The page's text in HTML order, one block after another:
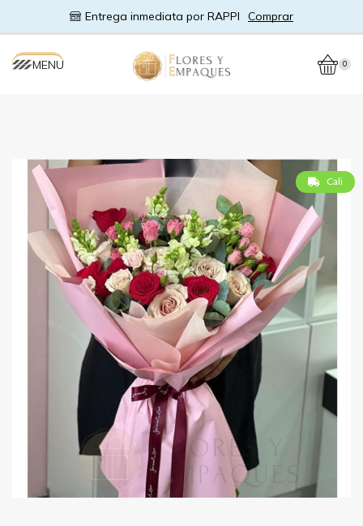
Entrega inmediata por RAPPI Comprar
MENU 0
Cali